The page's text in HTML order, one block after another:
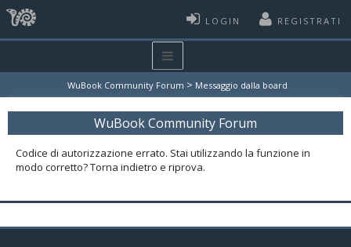
LOGIN REGISTRATI
WuBook Community Forum > Messaggio dalla board
WuBook Community Forum
Codice di autorizzazione errato. Stai utilizzando la funzione in
modo corretto? Torna indietro e riprova.